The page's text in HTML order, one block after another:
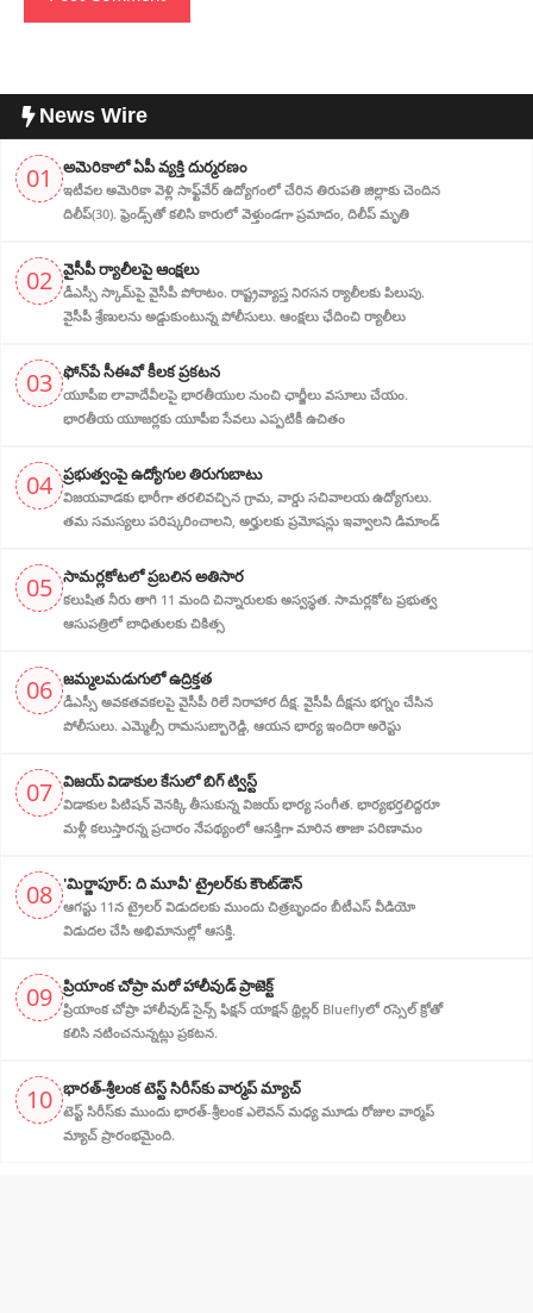
News Wire
01 అమెరికాలో ఏపీ వ్య‌క్తి దుర్మరణం
ఇటీవ‌ల అమెరికా వెళ్లి సాఫ్ట్‌వేర్ ఉద్యోగంలో చేరిన తిరుపతి జిల్లాకు చెందిన
దిలీప్(30). ఫ్రెండ్స్‌తో క‌లిసి కారులో వెళ్తుండగా ప్ర‌మాదం, దిలీప్ మృతి
02 వైసీపీ ర్యాలీల‌పై ఆంక్ష‌లు
డీఎస్సీ స్కామ్‌పై వైసీపీ పోరాటం. రాష్ట్ర‌వ్యాప్త నిర‌స‌న ర్యాలీల‌కు పిలుపు.
వైసీపీ శ్రేణుల‌ను అడ్డుకుంటున్న పోలీసులు. ఆంక్ష‌లు ఛేదించి ర్యాలీలు
03 ఫోన్‌పే సీఈవో కీలక ప్రకటన
యూపీఐ లావాదేవీలపై భారతీయుల నుంచి ఛార్జీలు వసూలు చేయం.
భారతీయ యూజర్లకు యూపీఐ సేవలు ఎప్పటికీ ఉచితం
04 ప్ర‌భుత్వంపై ఉద్యోగుల తిరుగుబాటు
విజయవాడకు భారీగా తరలివచ్చిన గ్రామ‌, వార్డు సచివాలయ ఉద్యోగులు.
తమ సమస్యలు పరిష్కరించాలని, అర్హుల‌కు ప్రమోషన్లు ఇవ్వాలని డిమాండ్
05 సామర్లకోటలో ప్రబలిన అతిసార
కలుషిత నీరు తాగి 11 మంది చిన్నారులకు అస్వస్థత. సామర్లకోట ప్రభుత్వ
ఆసుపత్రిలో బాధితులకు చికిత్స
06 జ‌మ్మ‌ల‌మ‌డుగులో ఉద్రిక్త‌త‌
డీఎస్సీ అవ‌క‌త‌వ‌క‌ల‌పై వైసీపీ రిలే నిరాహార‌ దీక్ష‌. వైసీపీ దీక్ష‌ను భ‌గ్నం చేసిన
పోలీసులు. ఎమ్మెల్సీ రామసుబ్బారెడ్డి, ఆయ‌న‌ భార్య ఇందిరా అరెస్టు
07 విజ‌య్ విడాకుల కేసులో బిగ్ ట్విస్ట్‌
విడాకుల‌ పిటిషన్ వెన‌క్కి తీసుకున్న విజ‌య్ భార్య‌ సంగీత. భార్య‌భ‌ర్త‌లిద్ద‌రూ
మళ్లీ కలుస్తారన్న ప్రచారం నేపథ్యంలో ఆస‌క్తిగా మారిన తాజా పరిణామం
08 'మిర్జాపూర్: ది మూవీ' ట్రైలర్‌కు కౌంట్‌డౌన్
ఆగస్టు 11న ట్రైలర్ విడుదలకు ముందు చిత్రబృందం బీటీఎస్ వీడియో
విడుదల చేసి అభిమానుల్లో ఆసక్తి.
09 ప్రియాంక చోప్రా మరో హాలీవుడ్ ప్రాజెక్ట్
ప్రియాంక చోప్రా హాలీవుడ్ సైన్స్ ఫిక్షన్ యాక్షన్ థ్రిల్లర్ Blueflyలో రస్సెల్ క్రోతో
కలిసి నటించనున్నట్లు ప్రకటన.
10 భారత్-శ్రీలంక టెస్ట్ సిరీస్‌కు వార్మప్ మ్యాచ్
టెస్ట్ సిరీస్‌కు ముందు భారత్-శ్రీలంక ఎలెవన్ మధ్య మూడు రోజుల వార్మప్
మ్యాచ్ ప్రారంభమైంది.